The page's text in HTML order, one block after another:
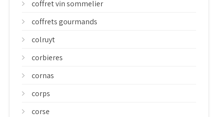
coffret vin sommelier
coffrets gourmands
colruyt
corbieres
cornas
corps
corse